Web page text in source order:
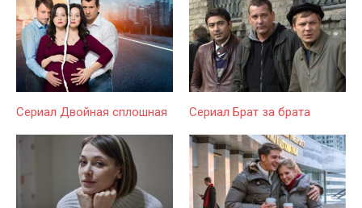
Сериал Двойная сплошная Сериал Брат за брата